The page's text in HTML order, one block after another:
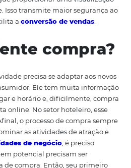
Isso poderia deixar o
que o visitante
uma versatilidade muito maior.
como os óculos de
mercado. Por isso, a tendência
cada vez mais realistas.
bem próxima da que
uso de fotos em 360°, das
proporcionar uma
Isso transmite maior
facilita aconversão de vendas